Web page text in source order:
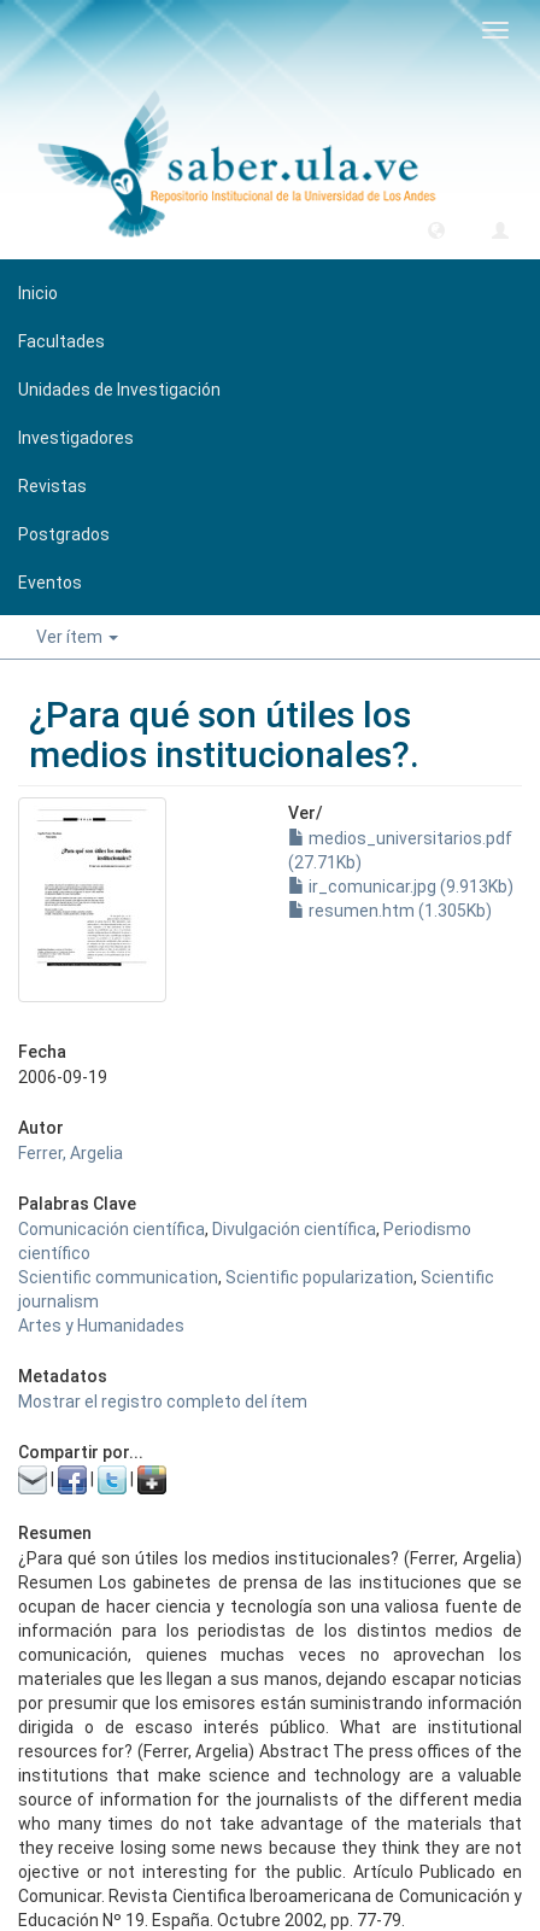
Inicio
Facultades
Unidades de Investigación
Investigadores
Revistas
Postgrados
Eventos
Ver ítem
¿Para qué son útiles los
medios institucionales?.
Ver/
medios_universitarios.pdf
(27.71Kb)
ir_comunicar.jpg (9.913Kb)
resumen.htm (1.305Kb)
Fecha
2006-09-19
Autor
Ferrer, Argelia
Palabras Clave
Comunicación científica, Divulgación científica, Periodismo
científico
Scientific communication, Scientific popularization, Scientific
journalism
Artes y Humanidades
Metadatos
Mostrar el registro completo del ítem
Compartir por...
Resumen
¿Para qué son útiles los medios institucionales? (Ferrer, Argelia)
Resumen Los gabinetes de prensa de las instituciones que se
ocupan de hacer ciencia y tecnología son una valiosa fuente de
información para los periodistas de los distintos medios de
comunicación, quienes muchas veces no aprovechan los
materiales que les llegan a sus manos, dejando escapar noticias
por presumir que los emisores están suministrando información
dirigida o de escaso interés público. What are institutional
resources for? (Ferrer, Argelia) Abstract The press offices of the
institutions that make science and technology are a valuable
source of information for the journalists of the different media
who many times do not take advantage of the materials that
they receive losing some news because they think they are not
ojective or not interesting for the public. Artículo Publicado en
Comunicar. Revista Cientifica Iberoamericana de Comunicación y
Educación Nº 19. España. Octubre 2002, pp. 77-79.